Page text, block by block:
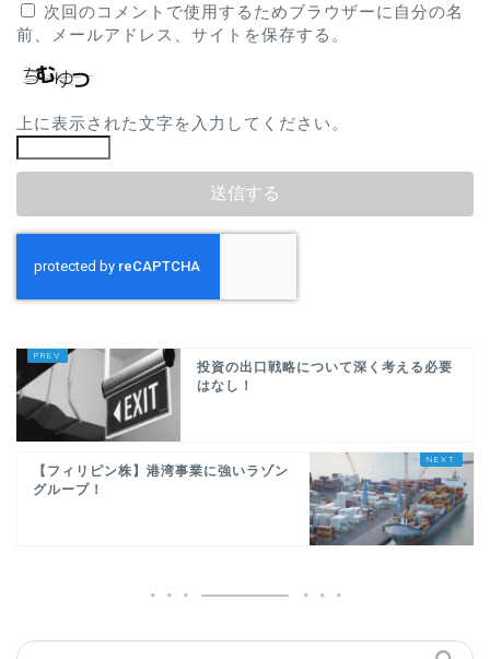
次回のコメントで使用するためブラウザーに自分の名
前、メールアドレス、サイトを保存する。
上に表示された文字を入力してください。
投資の出口戦略について深く考える必要
はなし！
【フィリピン株】港湾事業に強いラゾン
グループ！